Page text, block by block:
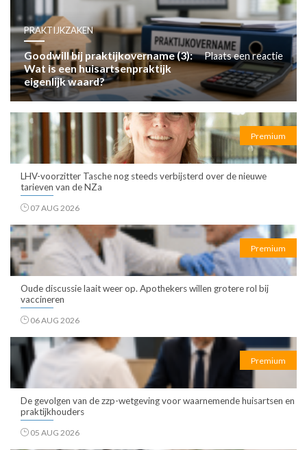
PRAKTIJKZAKEN
Goodwill bij praktijkovername (3):
Wat is een huisartsenpraktijk
eigenlijk waard?
Plaats een reactie
Premium
LHV-voorzitter Tasche nog steeds verbijsterd over de nieuwe
tarieven van de NZa
07 AUG 2026
Premium
Oude discussie laait weer op. Apothekers willen grotere rol bij
vaccineren
06 AUG 2026
Premium
De gevolgen van de zzp-wetgeving voor waarnemende huisartsen en
praktijkhouders
05 AUG 2026